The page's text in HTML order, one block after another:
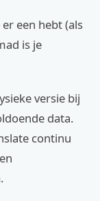
een hebt (als
is je
versie bij
data.
continu